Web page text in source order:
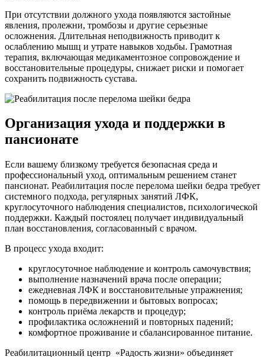
При отсутствии должного ухода появляются застойные
явления, пролежни, тромбозы и другие серьезные
осложнения. Длительная неподвижность приводит к
ослаблению мышц и утрате навыков ходьбы. Грамотная
терапия, включающая медикаментозное сопровождение и
восстановительные процедуры, снижает риски и помогает
сохранить подвижность сустава.
Организация ухода и поддержки в
пансионате
Если вашему близкому требуется безопасная среда и
профессиональный уход, оптимальным решением станет
пансионат. Реабилитация после перелома шейки бедра требует
системного подхода, регулярных занятий ЛФК,
круглосуточного наблюдения специалистов, психологической
поддержки. Каждый постоялец получает индивидуальный
план восстановления, согласованный с врачом.
В процесс ухода входит:
круглосуточное наблюдение и контроль самочувствия;
выполнение назначений врача после операции;
ежедневная ЛФК и восстановительные упражнения;
помощь в передвижении и бытовых вопросах;
контроль приёма лекарств и процедур;
профилактика осложнений и повторных падений;
комфортное проживание и сбалансированное питание.
Реабилитационный центр «Радость жизни» объединяет